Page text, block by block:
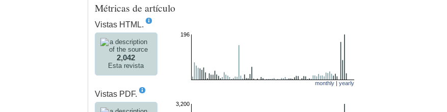
Métricas de artículo
Vistas HTML.
2,042
Esta revista
196
monthly| yearly
Vistas PDF.
3,200